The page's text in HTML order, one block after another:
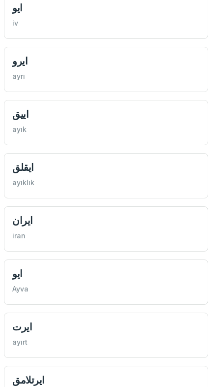
ايو
iv
ايرو
ayrı
اييق
ayık
ايقلق
ayıklık
ايران
iran
ايو
Ayva
ايرت
ayırt
ايرتلامق